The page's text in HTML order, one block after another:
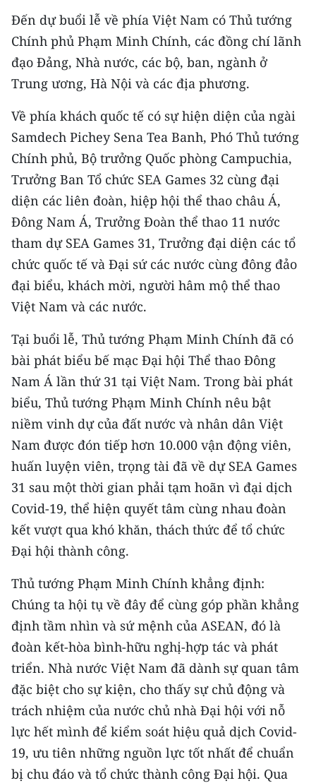
KIỂM CHỨNG THÔNG TIN
TRI THỨC CHUYÊN SÂU
54 DÂN TỘC VIỆT NAM
CHƯƠNG TRÌNH OCOP - MỖI XÃ
MỘT SẢN PHẨM
RADIO
MEDIA CENTER
E-Magazine
Video
Media Chính trị
Media Kinh tế
Media Văn hóa
Media Xã hội
Media Pháp luật
Media Du lịch
Media Thế giới
Media Thể thao
Media Y tế
Media Khoa học - Công nghệ
Media Môi trường
Ảnh
Infographic
TIN MỚI
Đến dự buổi lễ về phía Việt Nam có Thủ tướng
Chính phủ Phạm Minh Chính, các đồng chí lãnh
đạo Đảng, Nhà nước, các bộ, ban, ngành ở
Trung ương, Hà Nội và các địa phương.
Về phía khách quốc tế có sự hiện diện của ngài
Samdech Pichey Sena Tea Banh, Phó Thủ tướng
Chính phủ, Bộ trưởng Quốc phòng Campuchia,
Trưởng Ban Tổ chức SEA Games 32 cùng đại
diện các liên đoàn, hiệp hội thể thao châu Á,
Đông Nam Á, Trưởng Đoàn thể thao 11 nước
tham dự SEA Games 31, Trưởng đại diện các tổ
chức quốc tế và Đại sứ các nước cùng đông đảo
đại biểu, khách mời, người hâm mộ thể thao
Việt Nam và các nước.
Tại buổi lễ, Thủ tướng Phạm Minh Chính đã có
bài phát biểu bế mạc Đại hội Thể thao Đông
Nam Á lần thứ 31 tại Việt Nam. Trong bài phát
biểu, Thủ tướng Phạm Minh Chính nêu bật
niềm vinh dự của đất nước và nhân dân Việt
Nam được đón tiếp hơn 10.000 vận động viên,
huấn luyện viên, trọng tài đã về dự SEA Games
31 sau một thời gian phải tạm hoãn vì đại dịch
Covid-19, thể hiện quyết tâm cùng nhau đoàn
kết vượt qua khó khăn, thách thức để tổ chức
Đại hội thành công.
Thủ tướng Phạm Minh Chính khẳng định:
Chúng ta hội tụ về đây để cùng góp phần khẳng
định tầm nhìn và sứ mệnh của ASEAN, đó là
đoàn kết-hòa bình-hữu nghị-hợp tác và phát
triển. Nhà nước Việt Nam đã dành sự quan tâm
đặc biệt cho sự kiện, cho thấy sự chủ động và
trách nhiệm của nước chủ nhà Đại hội với nỗ
lực hết mình để kiểm soát hiệu quả dịch Covid-
19, ưu tiên những nguồn lực tốt nhất để chuẩn
bị chu đáo và tổ chức thành công Đại hội. Qua